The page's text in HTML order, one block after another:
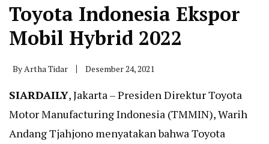
Toyota Indonesia Ekspor
Mobil Hybrid 2022
ByArtha Tidar Desember 24, 2021
SIARDAILY, Jakarta – Presiden Direktur Toyota
Motor Manufacturing Indonesia (TMMIN), Warih
Andang Tjahjono menyatakan bahwa Toyota